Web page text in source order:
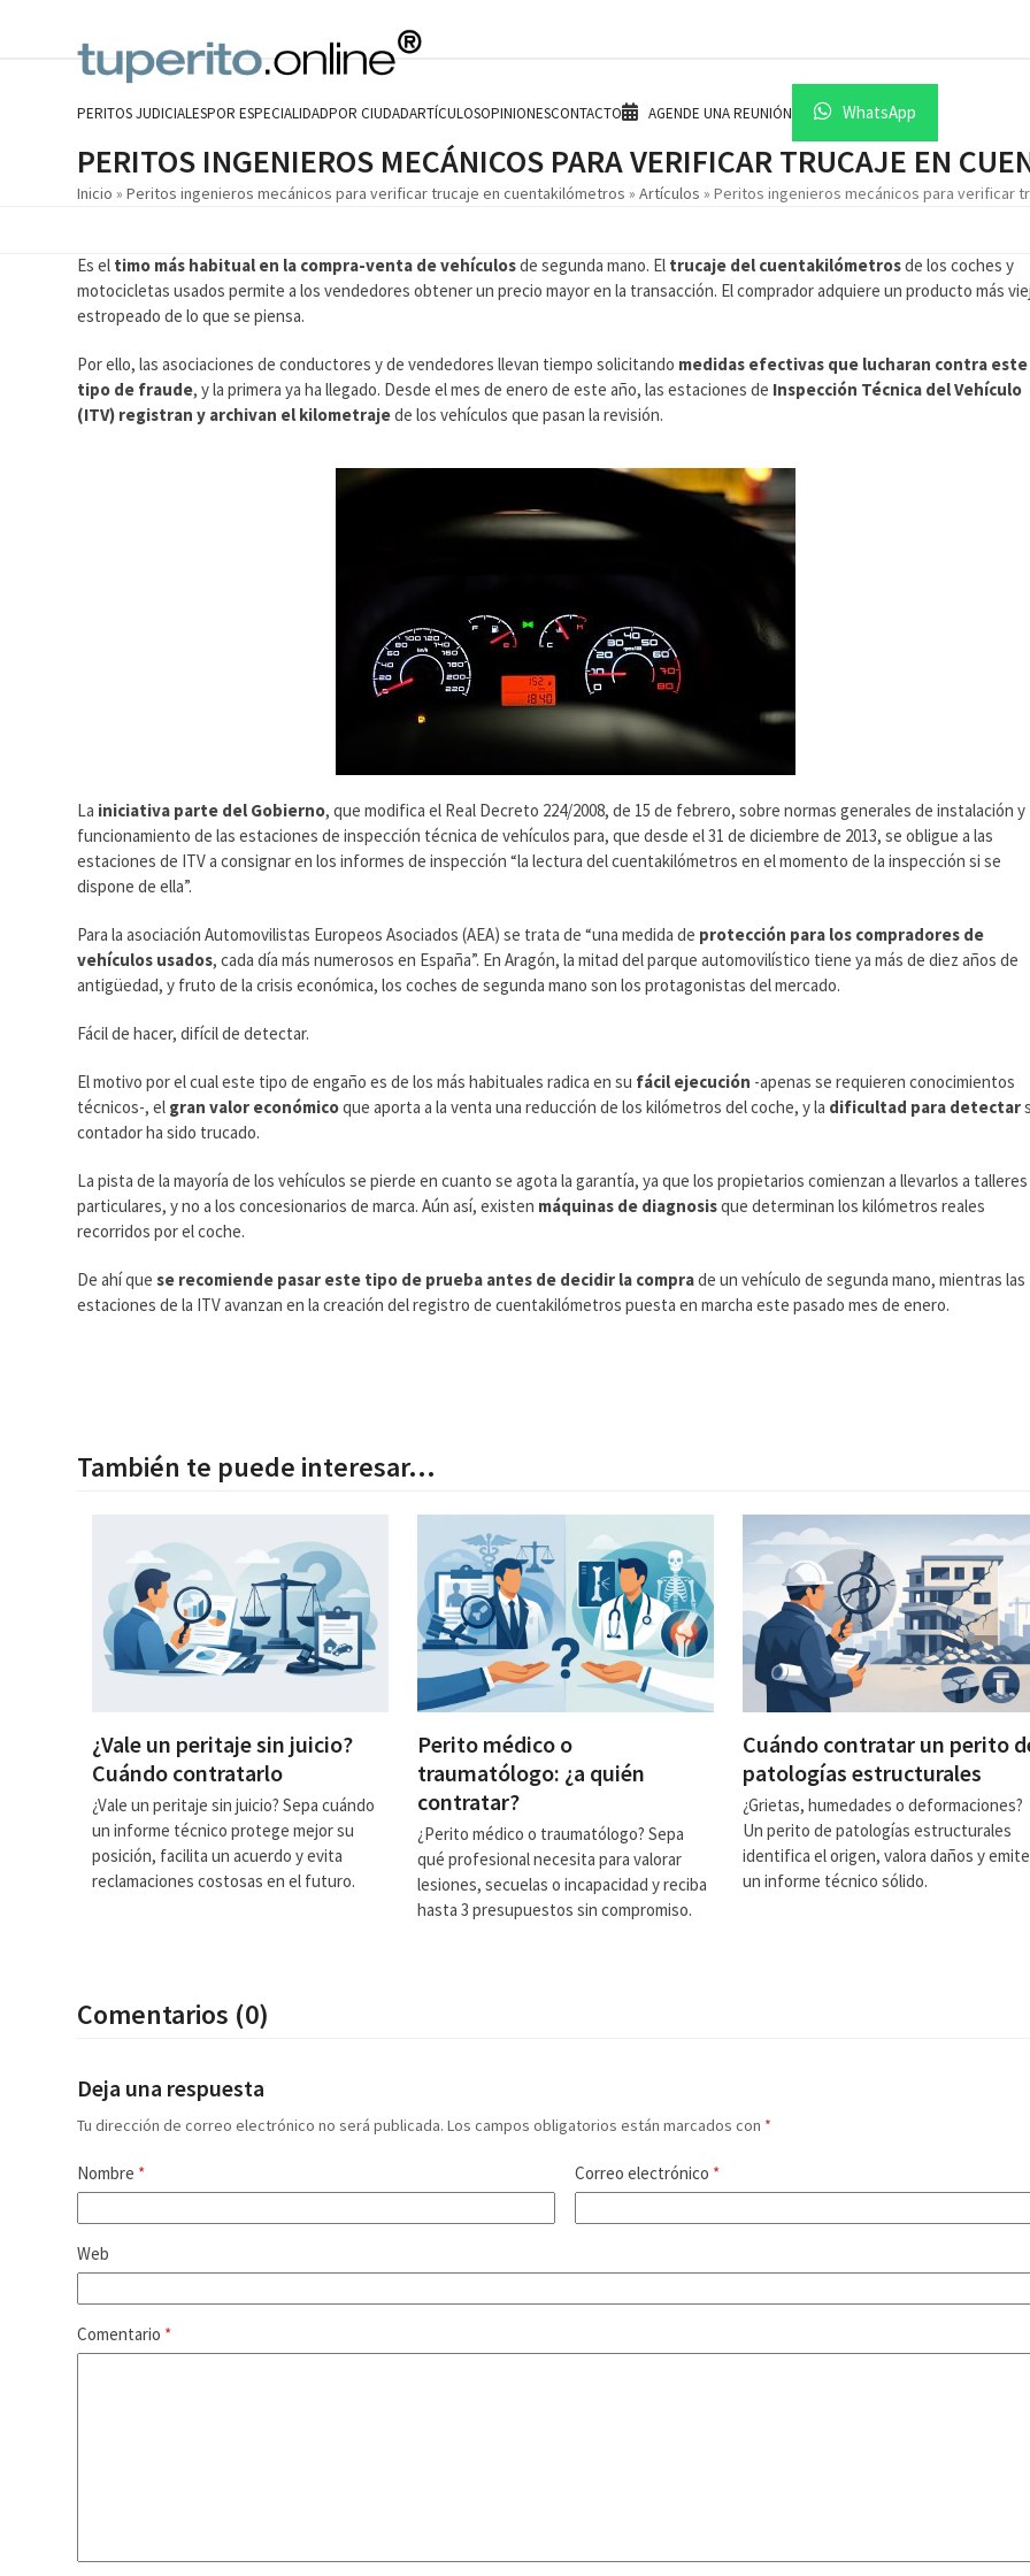
PERITOS JUDICIALESPOR ESPECIALIDADPOR CIUDADARTÍCULOSOPINIONESCONTACTO AGENDE UNA REUNIÓN WhatsApp
PERITOS INGENIEROS MECÁNICOS PARA VERIFICAR TRUCAJE EN
Inicio »Peritos ingenieros mecánicos para verificar trucaje en cuentakilómetros »Artículos »Peritos ingenieros mecánicos para verificar
Es el timo más habitual en la compra-venta de vehículosde segunda mano. El trucaje del cuentakilómetrosde los coches y
motocicletas usados permite a los vendedores obtener un precio mayor en la transacción. El comprador adquiere un producto más
estropeado de lo que se piensa.
Por ello, las asociaciones de conductores y de vendedores llevan tiempo solicitando medidas efectivas que lucharan contra este
tipo de fraude, y la primera ya ha llegado. Desde el mes de enero de este año, las estaciones de Inspección Técnica del Vehículo
(ITV) registran y archivan el kilometrajede los vehículos que pasan la revisión.
La iniciativa parte del Gobierno, que modifica el Real Decreto 224/2008, de 15 de febrero, sobre normas generales de instalación y
funcionamiento de las estaciones de inspección técnica de vehículos para, que desde el 31 de diciembre de 2013, se obligue a las
estaciones de ITV a consignar en los informes de inspección “la lectura del cuentakilómetros en el momento de la inspección si se
dispone de ella”.
Para la asociación Automovilistas Europeos Asociados (AEA) se trata de “una medida de protección para los compradores de
vehículos usados, cada día más numerosos en España”. En Aragón, la mitad del parque automovilístico tiene ya más de diez años de
antigüedad, y fruto de la crisis económica, los coches de segunda mano son los protagonistas del mercado.
Fácil de hacer, difícil de detectar.
El motivo por el cual este tipo de engaño es de los más habituales radica en su fácil ejecución -apenas se requieren conocimientos
técnicos-, el gran valor económicoque aporta a la venta una reducción de los kilómetros del coche, y la dificultad para detectar
contador ha sido trucado.
La pista de la mayoría de los vehículos se pierde en cuanto se agota la garantía, ya que los propietarios comienzan a llevarlos a talleres
particulares, y no a los concesionarios de marca. Aún así, existen máquinas de diagnosisque determinan los kilómetros reales
recorridos por el coche.
De ahí que se recomiende pasar este tipo de prueba antes de decidir la comprade un vehículo de segunda mano, mientras las
estaciones de la ITV avanzan en la creación del registro de cuentakilómetros puesta en marcha este pasado mes de enero.
También te puede interesar...
¿Vale un peritaje sin juicio?
Cuándo contratarlo
¿Vale un peritaje sin juicio? Sepa cuándo
un informe técnico protege mejor su
posición, facilita un acuerdo y evita
reclamaciones costosas en el futuro.
Perito médico o
traumatólogo: ¿a quién
contratar?
¿Perito médico o traumatólogo? Sepa
qué profesional necesita para valorar
lesiones, secuelas o incapacidad y reciba
hasta 3 presupuestos sin compromiso.
Cuándo contratar un perito
patologías estructurales
¿Grietas, humedades o deformaciones?
Un perito de patologías estructurales
identifica el origen, valora daños y emite
un informe técnico sólido.
Comentarios (0)
Deja una respuesta
Tu dirección de correo electrónico no será publicada. Los campos obligatorios están marcados con *
Nombre * Correo electrónico *
Web
Comentario *